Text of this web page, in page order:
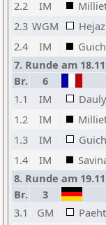
2.2
IM
2.3 WGM
2.4
IM
7. Runde am
Br.
6
1.1
IM
1.2
IM
1.3
IM
1.4
IM
8. Runde am
Br.
3
3.1
GM